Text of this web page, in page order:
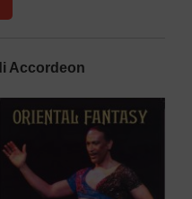
Accordeon